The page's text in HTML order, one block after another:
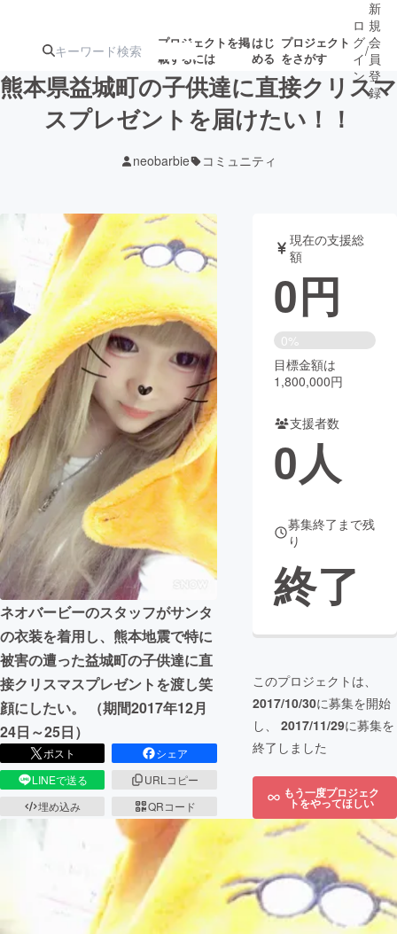
プロジェクトを掲
載するには
はじ
める
プロジェクト
をさがす
ジェクト
ロジェクト
アート・写真 音楽
テクノロジー・ガジェット ゲーム・サ
映像・映画 書籍・雑誌
ビジネス・起業 チャレンジ
まちづくり・地域活性化
CAMPFIRE for Social Good CAMPFIRE Creation
CAMPFIREふるさと納税machi-ya
ロ
グ
イ
ン
/
新
規
会
員
登
録
熊本県益城町の子供達に直接クリスマ
スプレゼントを届けたい！！
neobarbie コミュニティ
ネオバービーのスタッフがサンタ
の衣装を着用し、熊本地震で特に
被害の遭った益城町の子供達に直
接クリスマスプレゼントを渡し笑
顔にしたい。 （期間2017年12月
24日～25日）
ポスト
シェア
LINEで送る
URLコピー
埋め込み
QRコード
現在の支援総
額
0円
0%
目標金額は
1,800,000円
支援者数
0人
募集終了まで残
り
終了
このプロジェクトは、
2017/10/30に募集を開始
し、 2017/11/29に募集を
終了しました
もう一度プロジェク
トをやってほしい